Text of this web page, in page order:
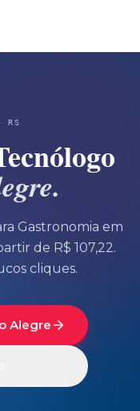
RS
.
Gastronomia em
de R$ 107,22.
cliques.
Alegre